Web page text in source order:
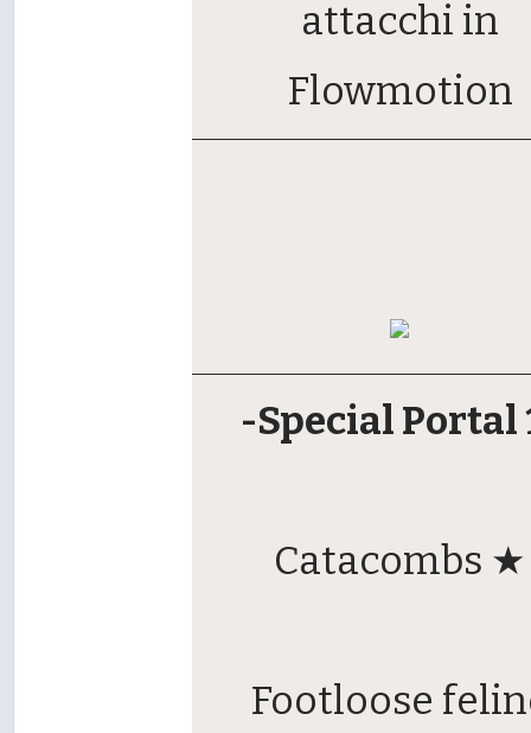
attacchi in
Flowmotion
-Special Portal
Catacombs ★
Footloose